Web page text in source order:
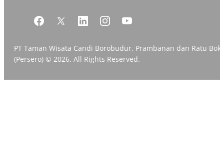
PT Taman Wisata Candi Borobudur, Prambanan dan Ratu
(Persero) © 2026. All Rights Reserved.